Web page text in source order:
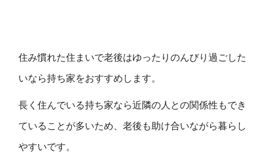
住み慣れた住まいで老後はゆったりのんびり過ごした
いなら持ち家をおすすめします。
長く住んでいる持ち家なら近隣の人との関係性もでき
ていることが多いため、老後も助け合いながら暮らし
やすいです。